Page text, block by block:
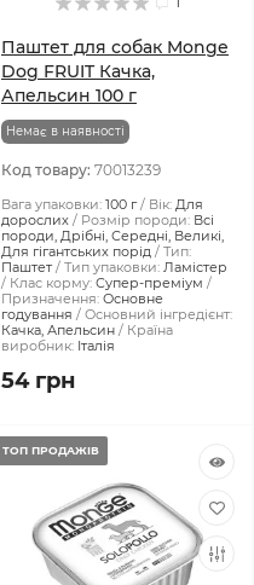
Паштет для собак Monge
Dog FRUIT Качка,
Апельсин 100 г
Немає в наявності
Код товару: 70013239
Вага упаковки: 100 г Вік: Для
дорослих
Розмір породи: Всі
породи, Дрібні, Середні, Великі,
Для гігантських порід
Тип:
Паштет
Тип упаковки: Ламістер
Клас корму: Супер-преміум
Призначення: Основне
годування
Основний інгредієнт:
Качка, Апельсин
Країна
виробник: Італія
54 грн
ТОП ПРОДАЖІВ